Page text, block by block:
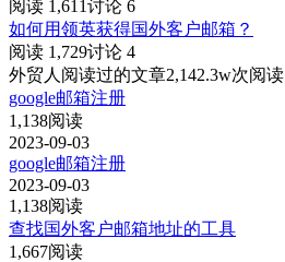
阅读 1,611 讨论 6
如何用领英获得国外客户邮箱？
阅读 1,729讨论 4
外贸人阅读过的文章2,142.3w次阅读
google邮箱注册
1,138阅读
2023-09-03
google邮箱注册
2023-09-03
1,138阅读
查找国外客户邮箱地址的工具
1,667阅读